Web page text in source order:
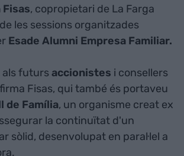
, copropietari de La Farga
les sessions organitzades
Esade Alumni Empresa Familiar.
futursaccionistes i consellers
Fisas, qui també és portaveu
de Família, un organisme creat ex
la continuïtat d'un
sòlid, desenvolupat en paral·lel a